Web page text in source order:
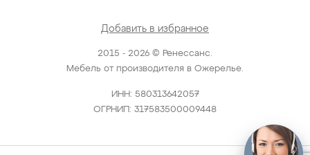
2015 - 2026 © Ренессанс.
Мебель от производителя в Ожерелье.
ИНН: 580313642057
ОГРНИП: 317583500009448
Добавить в избранное